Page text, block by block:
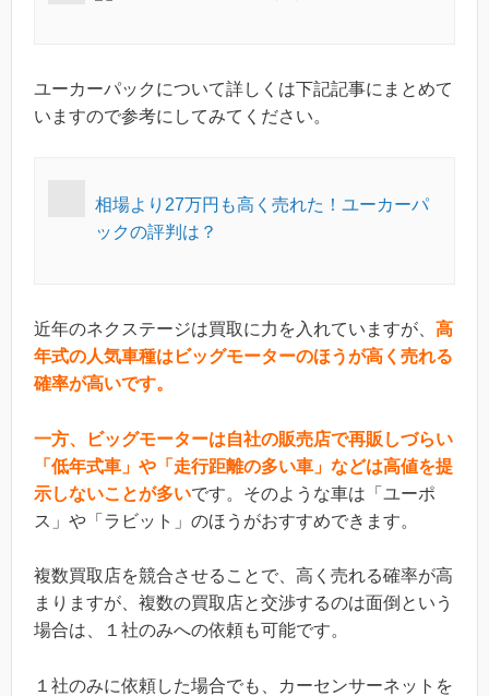
ユーカーパックについて詳しくは下記記事にまとめて
いますので参考にしてみてください。
相場より27万円も高く売れた！ユーカーパ
ックの評判は？
近年のネクステージは買取に力を入れていますが、 高
年式の人気車種は ビッグモーターのほうが高く売れる
確率が高いです。
一方、ビッグモーターは自社の販売店で再販しづらい
「低年式車」や「走行距離の多い車」などは高値を提
示しないことが多いです。そのような車は「ユーポ
ス」や「ラビット」のほうがおすすめできます。
複数買取店を競合させることで、高く売れる確率が高
まりますが、複数の買取店と交渉するのは面倒という
場合は、１社のみへの依頼も可能です。
１社のみに依頼した場合でも、カーセンサーネットを